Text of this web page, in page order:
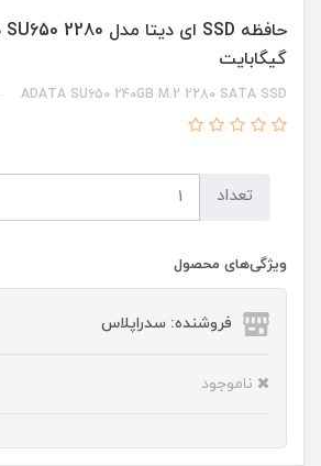
گیگابایت
ADATA SU650 240GB M.2 2280 SATA SSD
تعداد
ویژگی‌های محصول
فروشنده: سدراپلاس
ناموجود